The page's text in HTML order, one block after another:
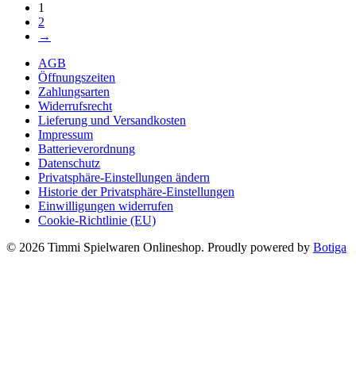
1
2
→
AGB
Öffnungszeiten
Zahlungsarten
Widerrufsrecht
Lieferung und Versandkosten
Impressum
Batterieverordnung
Datenschutz
Privatsphäre-Einstellungen ändern
Historie der Privatsphäre-Einstellungen
Einwilligungen widerrufen
Cookie-Richtlinie (EU)
© 2026 Timmi Spielwaren Onlineshop. Proudly powered by Botiga